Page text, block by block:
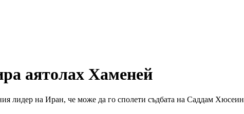
аятолах Хаменей
лидер на Иран, че може да го сполети съдбата на Саддам Хюсеин